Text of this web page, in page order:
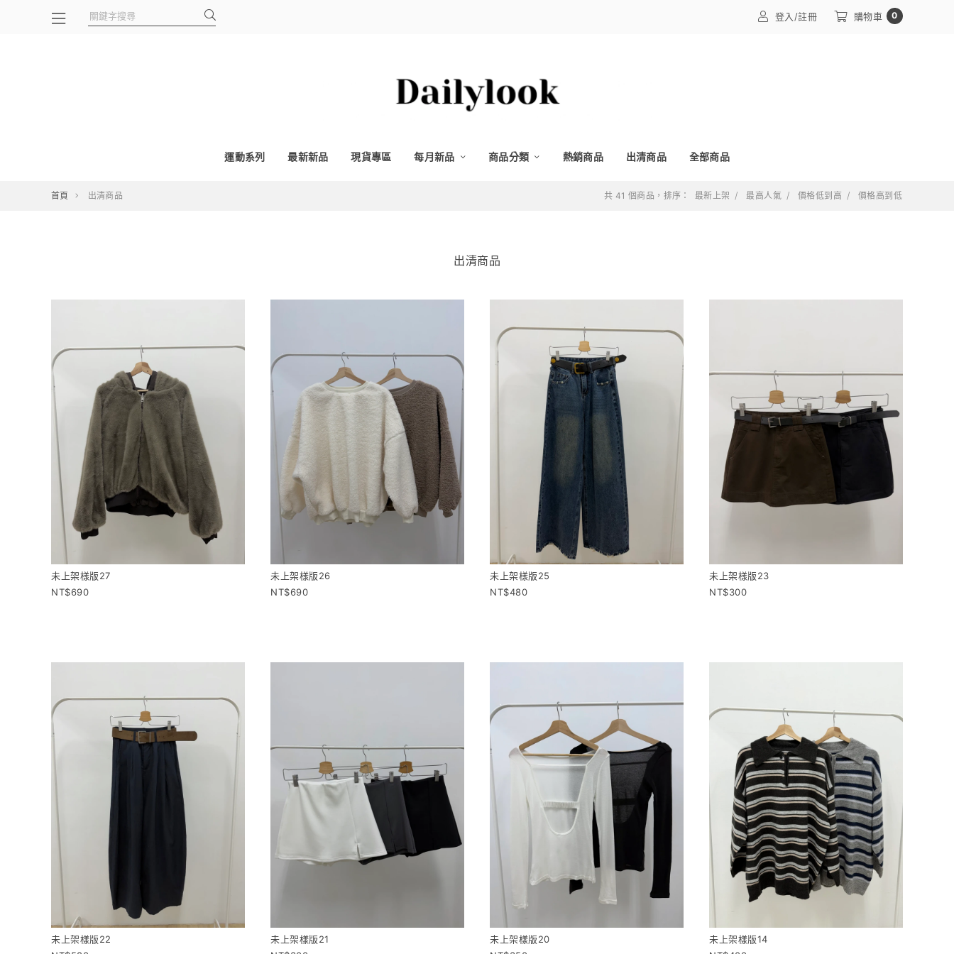
登入/註冊 購物車 0
運動系列 最新新品 現貨專區 每月新品 商品分類 熱銷商品 出清商品 全部商品
首頁 出清商品 共 41 個商品，排序： 最新上架 最高人氣 價格低到高 價格高到低
出清商品
未上架樣版27
690
未上架樣版26
690
未上架樣版25
480
未上架樣版23
300
未上架樣版22
未上架樣版21
未上架樣版20
未上架樣版14